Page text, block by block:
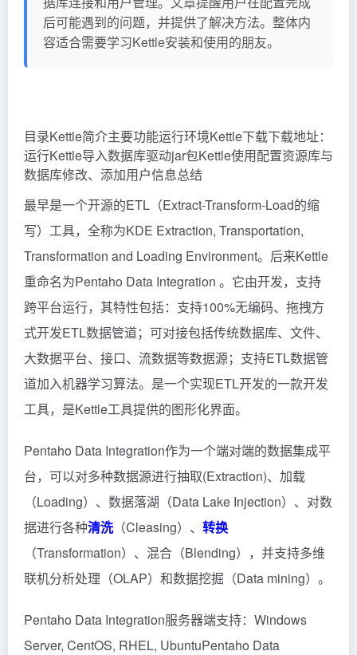
后可能遇到的问题，并提供了解决方法。整体内
容适合需要学习Kettle安装和使用的朋友。
目录Kettle简介主要功能运行环境Kettle下载下载地址：
运行Kettle导入数据库驱动jar包Kettle使用配置资源库与
数据库修改、添加用户信息总结
最早是一个开源的ETL（Extract-Transform-Load的缩
写）工具，全称为KDE Extraction, Transportation,
Transformation and Loading Environment。后来Kettle
重命名为Pentaho Data Integration 。它由开发，支持
跨平台运行，其特性包括：支持100%无编码、拖拽方
式开发ETL数据管道；可对接包括传统数据库、文件、
大数据平台、接口、流数据等数据源；支持ETL数据管
道加入机器学习算法。是一个实现ETL开发的一款开发
工具，是Kettle工具提供的图形化界面。
Pentaho Data Integration作为一个端对端的数据集成平
台，可以对多种数据源进行抽取(Extraction)、加载
（Loading）、数据落湖（Data Lake Injection）、对数
据进行各种清洗（Cleasing）、 转换
（Transformation）、混合（Blending），并支持多维
联机分析处理（OLAP）和数据挖掘（Data mining）。
Pentaho Data Integration服务器端支持：Windows
Server, CentOS, RHEL, UbuntuPentaho Data